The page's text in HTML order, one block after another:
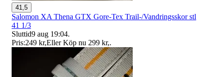
41,5
Salomon XA Thena GTX Gore-Tex Trail-/Vandringsskor stl
41 1/3
Sluttid9 aug 19:04.
Pris:249 kr,Eller Köp nu 299 kr,.